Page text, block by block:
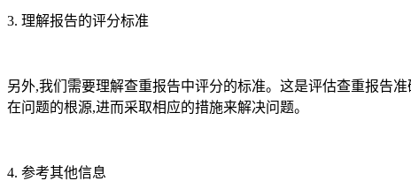
3. 理解报告的评分标准
另外,我们需要理解查重报告中评分的标准。这是评估查重报告
在问题的根源,进而采取相应的措施来解决问题。
4. 参考其他信息